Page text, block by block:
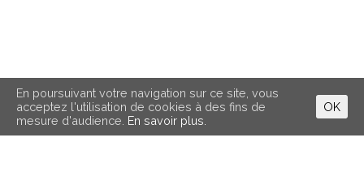
En poursuivant votre navigation sur ce site, vous
acceptez l'utilisation de cookies à des fins de
mesure d'audience. En savoir plus.
OK